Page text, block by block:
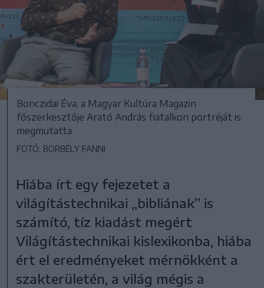
Bonczidai Éva, a Magyar Kultúra Magazin
főszerkesztője Arató András fiatalkori portréját is
megmutatta
FOTÓ: BORBÉLY FANNI
Hiába írt egy fejezetet a
világítástechnikai „bibliának” is
számító, tíz kiadást megért
Világítástechnikai kislexikonba, hiába
ért el eredményeket mérnökként a
szakterületén, a világ mégis a